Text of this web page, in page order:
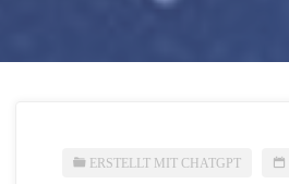
ERSTELLT MIT CHATGPT